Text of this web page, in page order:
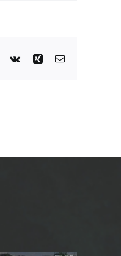
Pinterest
Vk Xing Email